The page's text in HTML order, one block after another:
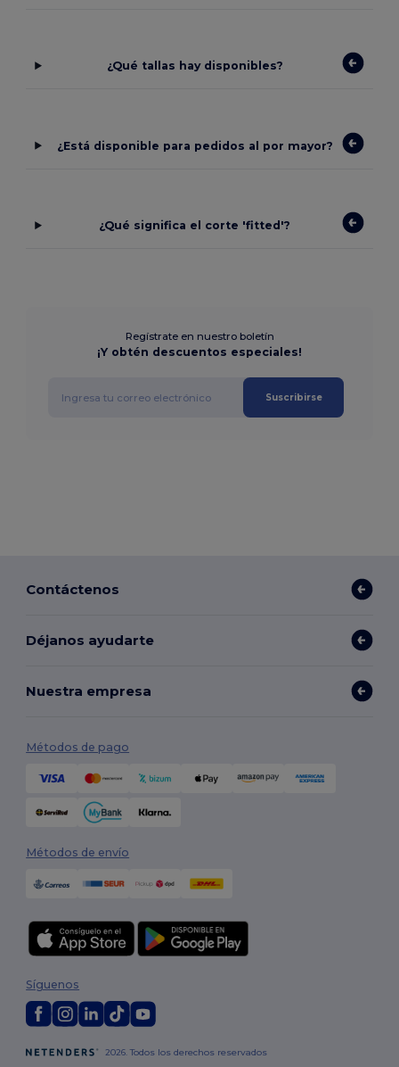
¿Qué tallas hay disponibles?
¿Está disponible para pedidos al por mayor?
¿Qué significa el corte 'fitted'?
Regístrate en nuestro boletín
¡Y obtén descuentos especiales!
Suscribirse
Contáctenos
Déjanos ayudarte
Nuestra empresa
Métodos de pago
Métodos de envío
2026. Todos los derechos reservados
Síguenos